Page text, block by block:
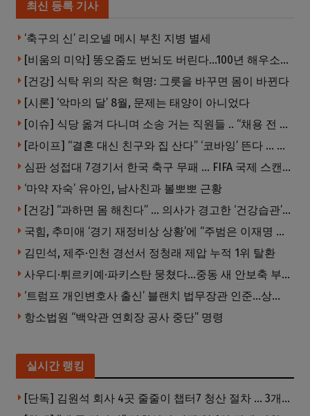
최신 등록 기사
‘축구의 신’ 리오넬 메시 부친 지병 별세
[비움의 미악] 똥오줌도 번뇌도 버린다…100년 해우소의 철학
[건강] 식탁 위의 작은 혁명: 그릇을 바꾸면 몸이 바뀐다
[시론] ‘악마의 달’ 8월, 문제는 태양이 아니었다
[이슈] 식당 옮겨 다니며 소송 거는 직원들 .. “채용 전 반드시 확인해야”
[라이프] “결혼 대신 친구와 집 산다” ‘코바잉’ 뜬다 … 내 집 마련 공식 바뀌었다
심판 성접대 7경기서 한국 축구 무패 … FIFA 국제 스캔들 번지나
‘마약 자숙’ 유아인, 남사친과 볼뽀뽀 근황
[건강] “과하면 몸 해친다” … 의사가 경고한 ‘건강습관’ 5가지
국힘, 추미애 ‘경기 재정비상 상황’에 “주범은 이재명 전 지사”
김민석, 제주·인천 경선서 정청래 제압 누적 1위 탈환
사우디·튀르키예·파키스탄 뭉쳤다…중동 새 안보축 부상하나
‘트럼프 개인변호사 출신’ 블랜치 법무장관 인준…상원 50대49 가결
항소법원 “백악관 연회장 공사 중단” 명령
실시간 랭킹
[단독] 김원석 회사 4곳 줄줄이 챕터7 청산 절차 … 3개 법인 같은 날 동시 파산 신청